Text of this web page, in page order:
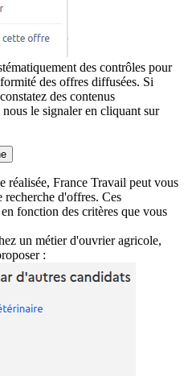
des contrôles pour
des offres diffusées. Si
des contenus
le signaler en cliquant sur
réalisée, France Travail peut vous
recherche d'offres. Ces
fonction des critères que vous
un métier d'ouvrier agricole,
: